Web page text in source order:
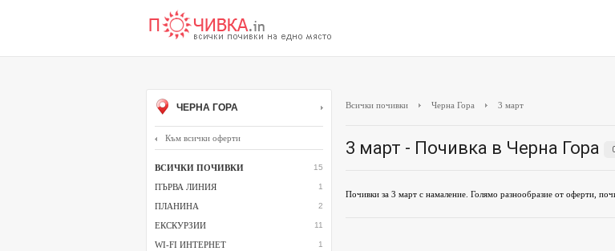
ЧЕРНА ГОРА
Към всички оферти
ВСИЧКИ ПОЧИВКИ 15
ПЪРВА ЛИНИЯ 1
ПЛАНИНА 2
ЕКСКУРЗИИ 11
WI-FI ИНТЕРНЕТ 1
Всички почивки Черна Гора 3 март
3 март - Почивка в Черна Гора
Почивки за 3 март с намаление. Голямо разнообразие от оферти,